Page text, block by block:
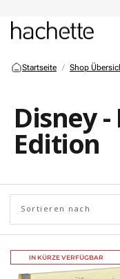
Startseite Shop
Disney
Edition
Sortieren nach
IN KÜRZE VERFÜGBAR